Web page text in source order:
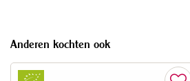
Anderen kochten ook